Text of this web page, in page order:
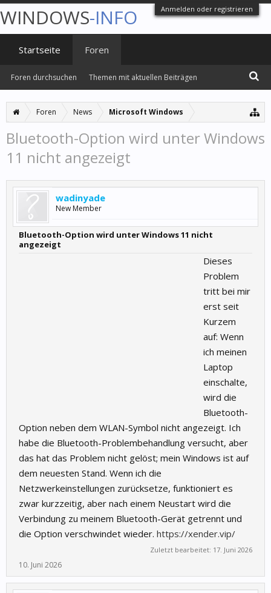
Anmelden oder registrieren
Foren News Microsoft Windows
Bluetooth-Option wird unter Windows
11 nicht angezeigt
wadinyade
New Member
Bluetooth-Option wird unter Windows 11 nicht
angezeigt
Dieses
Problem
tritt bei mir
erst seit
Kurzem
auf: Wenn
ich meinen
Laptop
einschalte,
wird die
Bluetooth-
Option neben dem WLAN-Symbol nicht angezeigt. Ich
habe die Bluetooth-Problembehandlung versucht, aber
das hat das Problem nicht gelöst; mein Windows ist auf
dem neuesten Stand. Wenn ich die
Netzwerkeinstellungen zurücksetze, funktioniert es
zwar kurzzeitig, aber nach einem Neustart wird die
Verbindung zu meinem Bluetooth-Gerät getrennt und
die Option verschwindet wieder. https://xender.vip/
Zuletzt bearbeitet: 17. Juni 2026
10. Juni 2026
WINDOWS-INFO
Startseite Foren
Foren durchsuchen Themen mit aktuellen Beiträgen